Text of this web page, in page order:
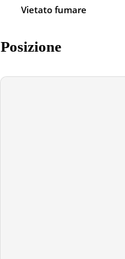
Vietato fumare
Posizione